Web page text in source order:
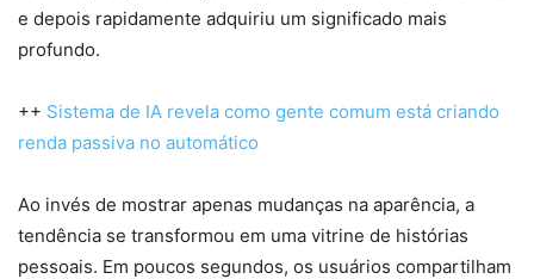
e depois rapidamente adquiriu um significado mais
profundo.
++ Sistema de IA revela como gente comum está criando
renda passiva no automático
Ao invés de mostrar apenas mudanças na aparência, a
tendência se transformou em uma vitrine de histórias
pessoais. Em poucos segundos, os usuários compartilham